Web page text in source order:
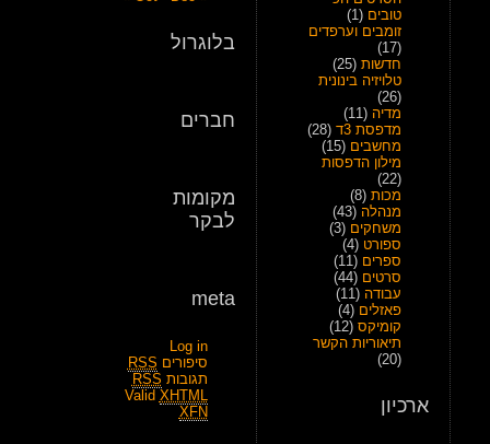
טובים (1)
זומבים וערפדים
(17)
חדשות (25)
טלויזיה בינונית
(26)
מדיה (11)
מדפסת 3ד
(28)
מחשבים (15)
מילון הדפסות
(22)
מכות (8)
מנהלה (43)
משחקים (3)
ספורט (4)
ספרים (11)
סרטים (44)
עבודה (11)
פאזלים (4)
קומיקס (12)
תיאוריות הקשר
(20)
ארכיון
בלוגרול
חברים
מקומות
לבקר
meta
Log in
סיפורים RSS
תגובות RSS
Valid XHTML
XFN